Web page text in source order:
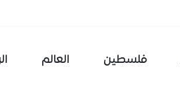
فلسطين العالم